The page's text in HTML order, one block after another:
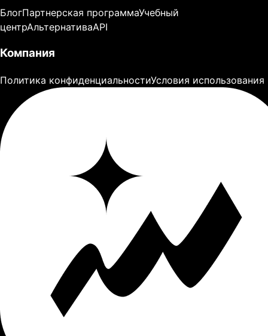
БлогПартнерская программаУчебный
центрАльтернативаAPI
Компания
Политика конфиденциальностиУсловия использования